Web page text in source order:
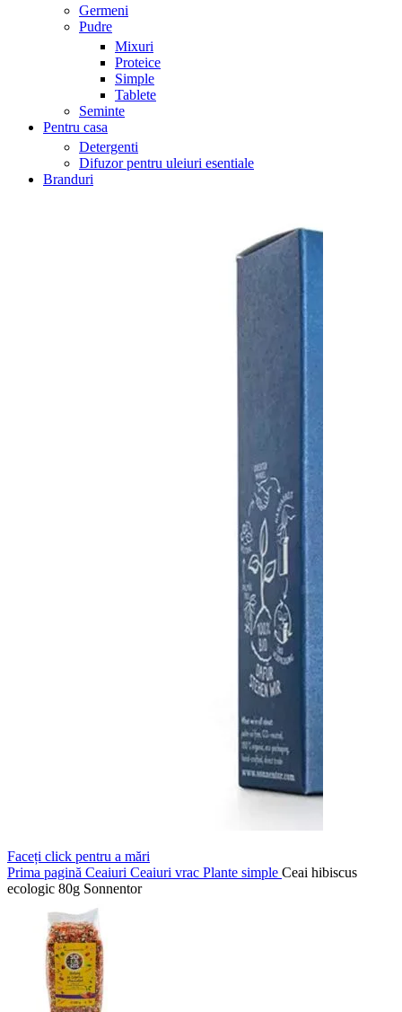
Germeni
Pudre
Mixuri
Proteice
Simple
Tablete
Seminte
Pentru casa
Detergenti
Difuzor pentru uleiuri esentiale
Branduri
Faceți click pentru a mări
Prima pagină Ceaiuri Ceaiuri vrac Plante simple Ceai hibiscus
ecologic 80g Sonnentor